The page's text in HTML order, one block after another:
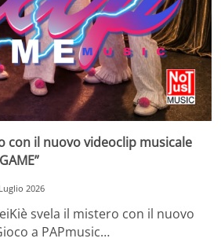
con il nuovo videoclip musicale
2026
svela il mistero con il nuovo
a PAPmusic…